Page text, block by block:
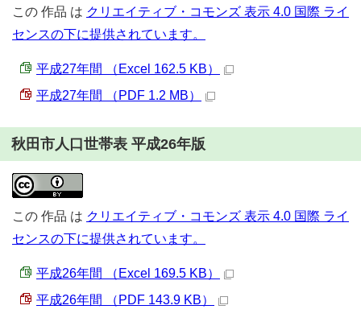
この 作品 は クリエイティブ・コモンズ 表示 4.0 国際 ライ
センスの下に提供されています。
平成27年間 （Excel 162.5 KB）
平成27年間 （PDF 1.2 MB）
秋田市人口世帯表 平成26年版
この 作品 は クリエイティブ・コモンズ 表示 4.0 国際 ライ
センスの下に提供されています。
平成26年間 （Excel 169.5 KB）
平成26年間 （PDF 143.9 KB）